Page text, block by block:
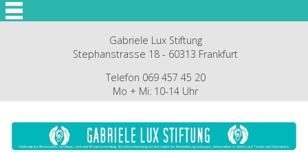
Gabriele Lux Stiftung
Stephanstrasse 18 - 60313 Frankfurt
Telefon 069 457 45 20
Mo + Mi: 10-14 Uhr